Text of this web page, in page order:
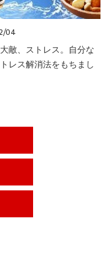
04
敵、ストレス。自分な
レス解消法をもちまし